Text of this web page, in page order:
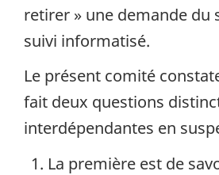
retirer » une demande du
suivi informatisé.
Le présent comité
fait deux questions
interdépendantes en
La première est de